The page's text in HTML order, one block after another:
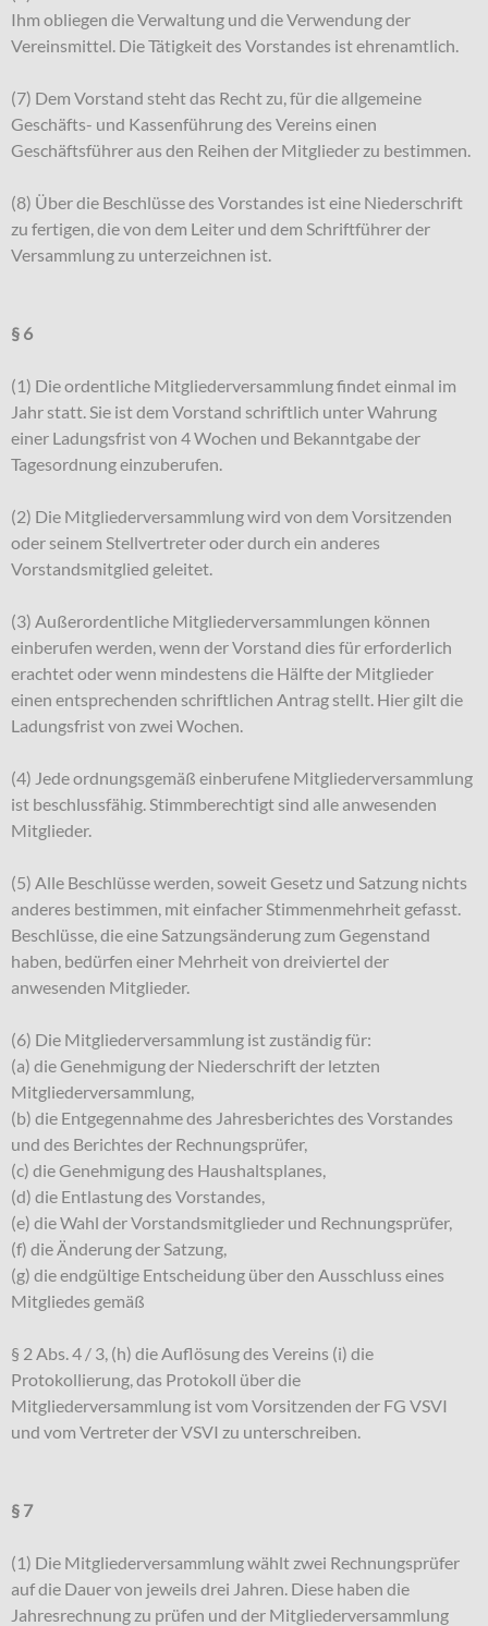
Ihm obliegen die Verwaltung und die Verwendung der
Vereinsmittel. Die Tätigkeit des Vorstandes ist ehrenamtlich.
(7) Dem Vorstand steht das Recht zu, für die allgemeine
Geschäfts- und Kassenführung des Vereins einen
Geschäftsführer aus den Reihen der Mitglieder zu bestimmen.
(8) Über die Beschlüsse des Vorstandes ist eine Niederschrift
zu fertigen, die von dem Leiter und dem Schriftführer der
Versammlung zu unterzeichnen ist.
§ 6
(1) Die ordentliche Mitgliederversammlung findet einmal im
Jahr statt. Sie ist dem Vorstand schriftlich unter Wahrung
einer Ladungsfrist von 4 Wochen und Bekanntgabe der
Tagesordnung einzuberufen.
(2) Die Mitgliederversammlung wird von dem Vorsitzenden
oder seinem Stellvertreter oder durch ein anderes
Vorstandsmitglied geleitet.
(3) Außerordentliche Mitgliederversammlungen können
einberufen werden, wenn der Vorstand dies für erforderlich
erachtet oder wenn mindestens die Hälfte der Mitglieder
einen entsprechenden schriftlichen Antrag stellt. Hier gilt die
Ladungsfrist von zwei Wochen.
(4) Jede ordnungsgemäß einberufene Mitgliederversammlung
ist beschlussfähig. Stimmberechtigt sind alle anwesenden
Mitglieder.
(5) Alle Beschlüsse werden, soweit Gesetz und Satzung nichts
anderes bestimmen, mit einfacher Stimmenmehrheit gefasst.
Beschlüsse, die eine Satzungsänderung zum Gegenstand
haben, bedürfen einer Mehrheit von dreiviertel der
anwesenden Mitglieder.
(6) Die Mitgliederversammlung ist zuständig für:
(a) die Genehmigung der Niederschrift der letzten
Mitgliederversammlung,
(b) die Entgegennahme des Jahresberichtes des Vorstandes
und des Berichtes der Rechnungsprüfer,
(c) die Genehmigung des Haushaltsplanes,
(d) die Entlastung des Vorstandes,
(e) die Wahl der Vorstandsmitglieder und Rechnungsprüfer,
(f) die Änderung der Satzung,
(g) die endgültige Entscheidung über den Ausschluss eines
Mitgliedes gemäß
§ 2 Abs. 4 / 3, (h) die Auflösung des Vereins (i) die
Protokollierung, das Protokoll über die
Mitgliederversammlung ist vom Vorsitzenden der FG VSVI
und vom Vertreter der VSVI zu unterschreiben.
§ 7
(1) Die Mitgliederversammlung wählt zwei Rechnungsprüfer
auf die Dauer von jeweils drei Jahren. Diese haben die
Jahresrechnung zu prüfen und der Mitgliederversammlung